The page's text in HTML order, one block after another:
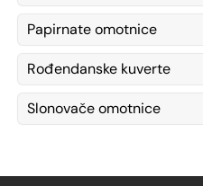
Papirnate omotnice
Rođendanske kuverte
Slonovače omotnice